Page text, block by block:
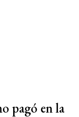
pagó en la